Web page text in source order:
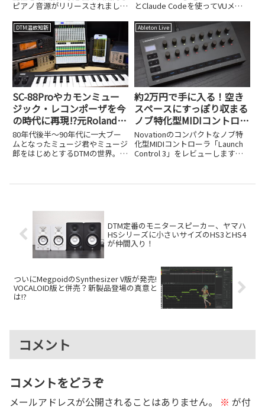
ピアノ音源がリリースされまし
＝約30,000円、現在リリースセー
ル中で半額の$99＝約15,000円）
は世界初のフル機能...
とClaude Codeを使ってVUメー
ゼロから半日で完成させた手順
を、PythonやLuaのコード例とと
もに紹介します。
DTM温故知新
SC-88Proやカモンミュー
ジック・レコンポーザを今
の時代に再現!?元Roland技
術者が個人でリリースした
iOSアプリ、UK-868がスゴ
イ!
80年代後半～90年代に一大ブー
ムとなったミュージ君やミュージ
郎をはじめとするDTMの世界。
モンミュージックのレコンポーザ
Ableton Live
約2万円で手に入る！空き
スペースにすっぽり収まる
ノブ特化型MIDIコントロー
ラ、Novation Launch
Control 3
Novationのコンパクトなノブ特
化型MIDIコントローラ「Launch
Control 3」をレビューします。
す。
DTM定番のモニタースピーカー、ヤマハ
HSシリーズに小さいサイズのHS3とHS4
が仲間入り！
ついにMegpoidのSynthesizer V版が発売!
VOCALOID版と併売？新製品登場の真意と
は!?
コメント
コメントをどうぞ
メールアドレスが公開されることはありません。 ※ が付